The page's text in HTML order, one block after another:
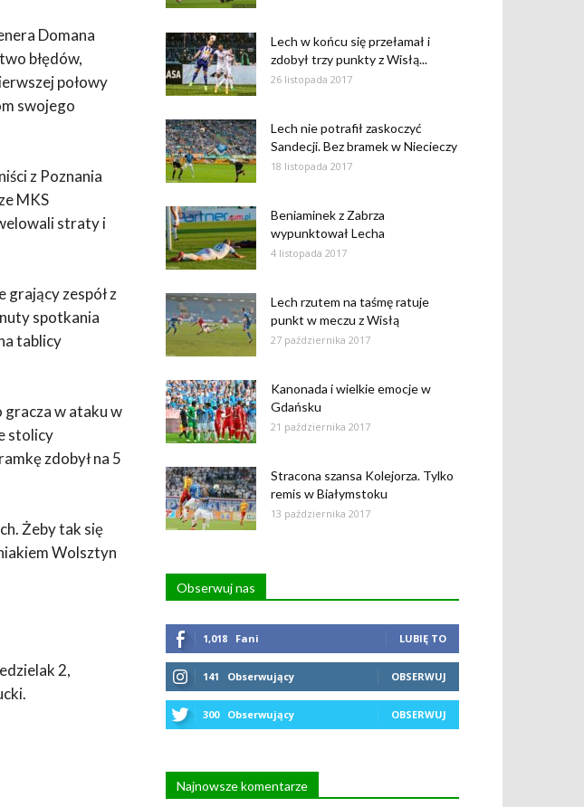
Domana
błędów,
połowy
swojego
z Poznania
MKS
straty i
grający zespół z
spotkania
tablicy
w ataku w
stolicy
zdobył na 5
Żeby tak się
Wolsztyn
2,
Lech w końcu się przełamał i
zdobył trzy punkty z Wisłą...
26 listopada 2017
Lech nie potrafił zaskoczyć
Sandecji. Bez bramek w Niecieczy
18 listopada 2017
Beniaminek z Zabrza
wypunktował Lecha
4 listopada 2017
Lech rzutem na taśmę ratuje
punkt w meczu z Wisłą
27 października 2017
Kanonada i wielkie emocje w
Gdańsku
21 października 2017
Stracona szansa Kolejorza. Tylko
remis w Białymstoku
13 października 2017
Obserwuj nas
1,018 Fani LUBIĘ TO
141 Obserwujący OBSERWUJ
300 Obserwujący OBSERWUJ
Najnowsze komentarze